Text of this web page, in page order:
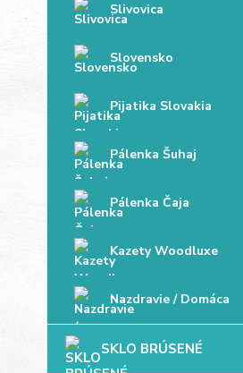
Slivovica
Slovensko
Pijatika Slovakia
Pálenka Šuhaj
Pálenka Čaja
Kazety Woodluxe
Nazdravie / Domáca
SKLO BRÚSENÉ